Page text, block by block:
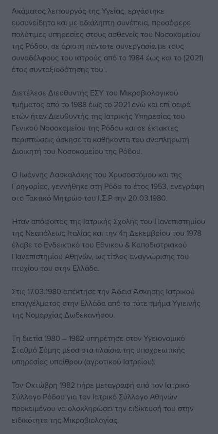
Ακάματος λειτουργός της Υγείας, εργάστηκε
ευσυνείδητα και με αδιάληπτη συνέπεια, προσέφερε
πολύτιμες υπηρεσίες στους ασθενείς του Νοσοκομείου
της Ρόδου, σε άριστη πάντοτε συνεργασία με τους
συναδέλφους του ιατρούς από το 1984 έως και το (2021)
έτος συνταξιοδότησης του .
Διετέλεσε Διευθυντής ΕΣΥ του Μικροβιολογικού
τμήματος από το 1988 έως το 2021 ενώ και επί σειρά
ετών ήταν Διευθυντής της Ιατρικής Υπηρεσίας του
Γενικού Νοσοκομείου της Ρόδου και σε έκτακτες
περιπτώσεις άσκησε τα καθήκοντα του αναπληρωτή
Διοικητή του Νοσοκομείου της Ρόδου.
Ο Ιωάννης Δασκαλάκης του Χρυσοστόμου και της
Γρηγορίας, γεννήθηκε στη Ρόδο το έτος 1953, ενεγράφη
στο Τακτικό Μητρώο του Ι.Σ.Ρ την 20.03.1980.
Ήταν απόφοιτος της Ιατρικής Σχολής του Πανεπιστημίου
της Νεαπόλεως Ιταλίας και την 4η Δεκεμβρίου του 1978
έλαβε το Ενδεικτικό του Εθνικού & Καποδιστριακού
Πανεπιστημίου Αθηνών, ως τίτλος αναγνώρισης του
πτυχίου του στην Ελλάδα.
Στις 17.03.1980 απέκτησε την Άδεια Άσκησης Ιατρικού
επαγγέλματος στην Ελλάδα από το τότε τμήμα Υγιεινής
της Νομαρχίας Δωδεκανήσου.
Τη διετία 1980 – 1982 υπηρέτησε στον Υγειονομικό
Σταθμό Σύμης μέσα στα πλαίσια της υποχρεωτικής
υπηρεσίας υπαίθρου (αγροτικού Ιατρείου).
Τον Οκτώβρη 1982 πήρε μεταγραφή από τον Ιατρικό
Σύλλογο Ρόδου για τον Ιατρικό Σύλλογο Αθηνών
προκειμένου να ολοκληρώσει την ειδίκευσή του στην
ειδικότητα της Μικροβιολογίας.